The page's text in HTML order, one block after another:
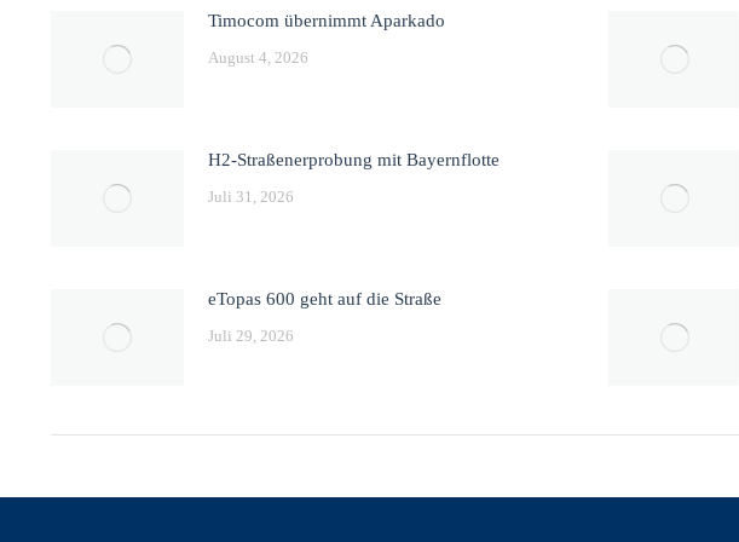
Timocom übernimmt Aparkado
August 4, 2026
H2-Straßenerprobung mit Bayernflotte
Juli 31, 2026
eTopas 600 geht auf die Straße
Juli 29, 2026